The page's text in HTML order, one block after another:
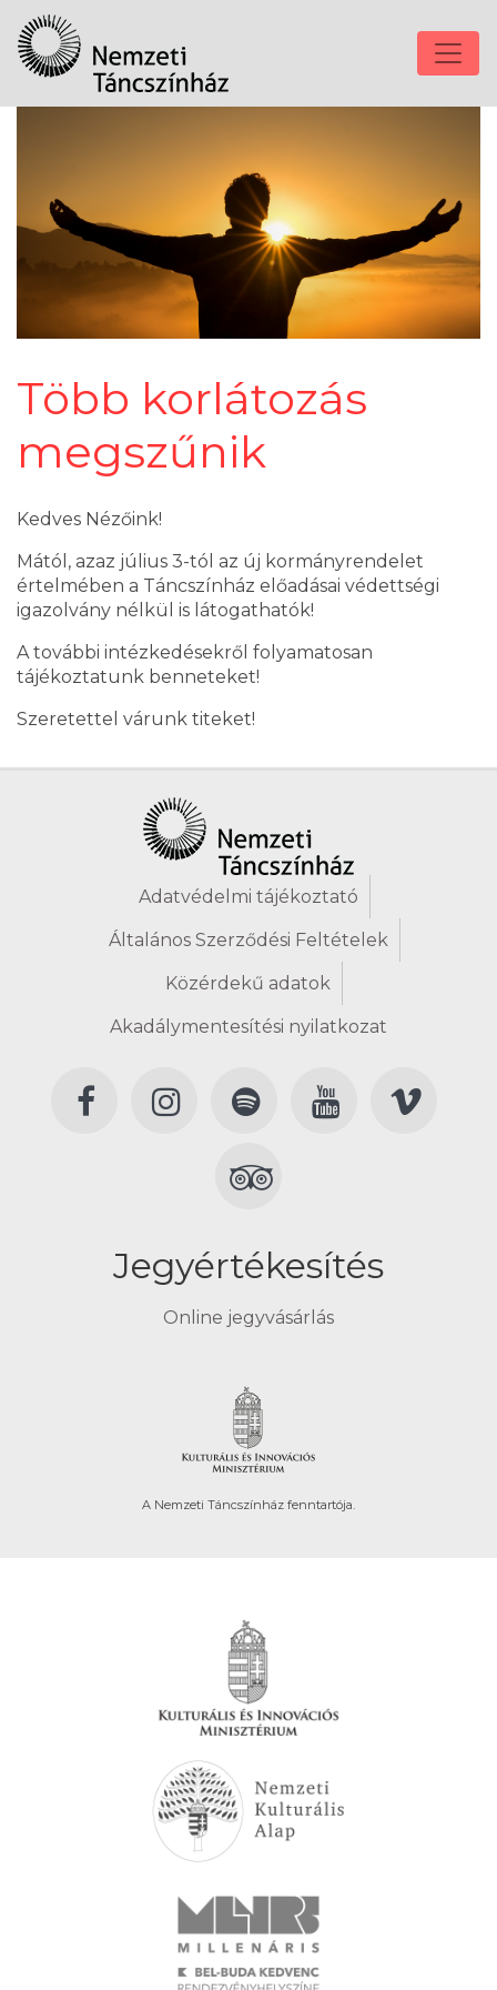
Több korlátozás
megszűnik
Kedves Nézőink!
Mától, azaz július 3-tól az új kormányrendelet
értelmében a Táncszínház előadásai védettségi
igazolvány nélkül is látogathatók!
A további intézkedésekről folyamatosan
tájékoztatunk benneteket!
Szeretettel várunk titeket!
Adatvédelmi tájékoztató
Általános Szerződési Feltételek
Közérdekű adatok
Akadálymentesítési nyilatkozat
Jegyértékesítés
Online jegyvásárlás
A Nemzeti Táncszínház fenntartója.